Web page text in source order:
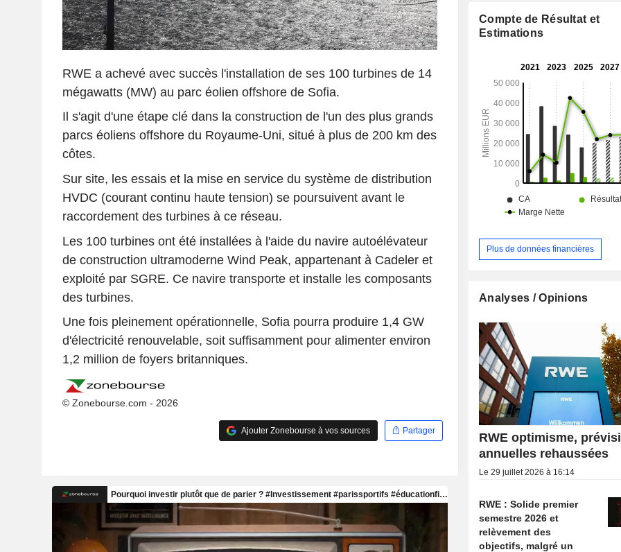
RWE a achevé avec succès l'installation de ses 100 turbines de 14
mégawatts (MW) au parc éolien offshore de Sofia.
Il s'agit d'une étape clé dans la construction de l'un des plus grands
parcs éoliens offshore du Royaume-Uni, situé à plus de 200 km des
côtes.
Sur site, les essais et la mise en service du système de distribution
HVDC (courant continu haute tension) se poursuivent avant le
raccordement des turbines à ce réseau.
Les 100 turbines ont été installées à l'aide du navire autoélévateur
de construction ultramoderne Wind Peak, appartenant à Cadeler et
exploité par SGRE. Ce navire transporte et installe les composants
des turbines.
Une fois pleinement opérationnelle, Sofia pourra produire 1,4 GW
d'électricité renouvelable, soit suffisamment pour alimenter environ
1,2 million de foyers britanniques.
© Zonebourse.com - 2026
Ajouter Zonebourse à vos sources Partager
Amérique du Nord (11,7%) et autres
Compte de Résultat et
Estimations
Plus de données financières
Analyses / Opinions
RWE optimisme,
annuelles rehaussées
Le 29 juillet 2026 à 16:14
RWE : Solide premier
semestre 2026 et
relèvement des
objectifs, malgré un